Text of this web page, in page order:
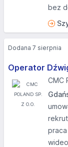
bez
Operator
CMC
wideo
Dodana 7 sierpnia